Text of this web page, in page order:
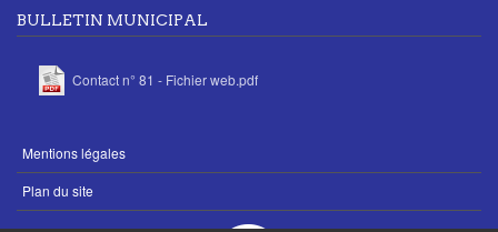
BULLETIN MUNICIPAL
Contact n° 81 - Fichier web.pdf
MENU
PIED
DE
PAGE
Mentions légales
Plan du site